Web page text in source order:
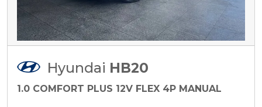
Hyundai HB20
1.0 COMFORT PLUS 12V FLEX 4P MANUAL